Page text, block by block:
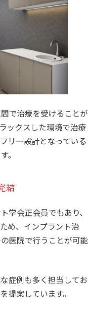
で治療を受けることが
ックスした環境で治療
リー設計となっている
。
結
学会正会員でもあり、
め、インプラント治
医院で行うことが可能
症例も多く担当してお
提案しています。